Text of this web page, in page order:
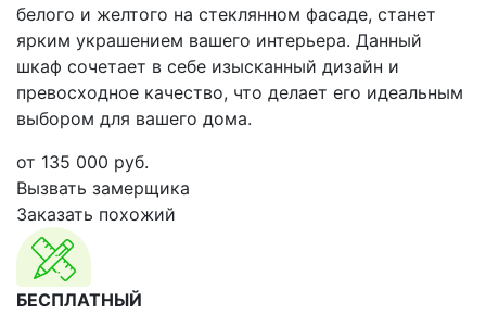
белого и желтого на стеклянном фасаде, станет
ярким украшением вашего интерьера. Данный
шкаф сочетает в себе изысканный дизайн и
превосходное качество, что делает его идеальным
выбором для вашего дома.
от 135 000 руб.
Вызвать замерщика
Заказать похожий
БЕСПЛАТНЫЙ